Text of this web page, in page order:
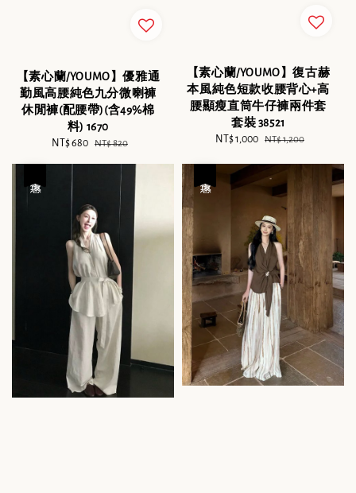
【素心蘭/YOUMO】優雅通
勤風高腰純色九分微喇褲
休閒褲(配腰帶)(含49%棉
料) 1670
Sale
NT$ 680 Regular
NT$ 820
【素心蘭/YOUMO】復古赫
本風純色短款收腰背心+高
腰顯瘦直筒牛仔褲兩件套
套裝 38521
Sale
NT$ 1,000 Regular
NT$ 1,200